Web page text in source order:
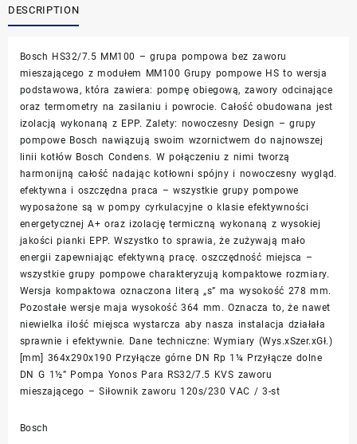
DESCRIPTION
Bosch HS32/7.5 MM100 – grupa pompowa bez zaworu
mieszającego z modułem MM100 Grupy pompowe HS to wersja
podstawowa, która zawiera: pompę obiegową, zawory odcinające
oraz termometry na zasilaniu i powrocie. Całość obudowana jest
izolacją wykonaną z EPP. Zalety: nowoczesny Design – grupy
pompowe Bosch nawiązują swoim wzornictwem do najnowszej
linii kotłów Bosch Condens. W połączeniu z nimi tworzą
harmonijną całość nadając kotłowni spójny i nowoczesny wygląd.
efektywna i oszczędna praca – wszystkie grupy pompowe
wyposażone są w pompy cyrkulacyjne o klasie efektywności
energetycznej A+ oraz izolację termiczną wykonaną z wysokiej
jakości pianki EPP. Wszystko to sprawia, że zużywają mało
energii zapewniając efektywną pracę. oszczędność miejsca –
wszystkie grupy pompowe charakteryzują kompaktowe rozmiary.
Wersja kompaktowa oznaczona literą „s” ma wysokość 278 mm.
Pozostałe wersje maja wysokość 364 mm. Oznacza to, że nawet
niewielka ilość miejsca wystarcza aby nasza instalacja działała
sprawnie i efektywnie. Dane techniczne: Wymiary (Wys.xSzer.xGł.)
[mm] 364x290x190 Przyłącze górne DN Rp 1¼ Przyłącze dolne
DN G 1½” Pompa Yonos Para RS32/7.5 KVS zaworu
mieszającego – Siłownik zaworu 120s/230 VAC / 3-st
Bosch